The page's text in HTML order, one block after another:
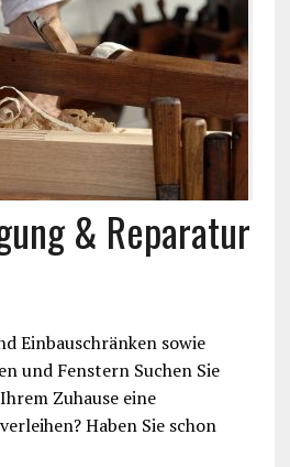
& Reparatur
Einbauschränken sowie
und Fenstern Suchen Sie
Zuhause eine
Haben Sie schon